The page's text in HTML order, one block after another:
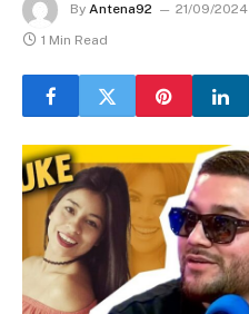
By Antena92 21/09/2024
1 Min Read